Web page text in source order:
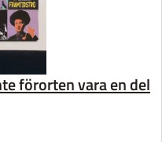
förorten vara en del